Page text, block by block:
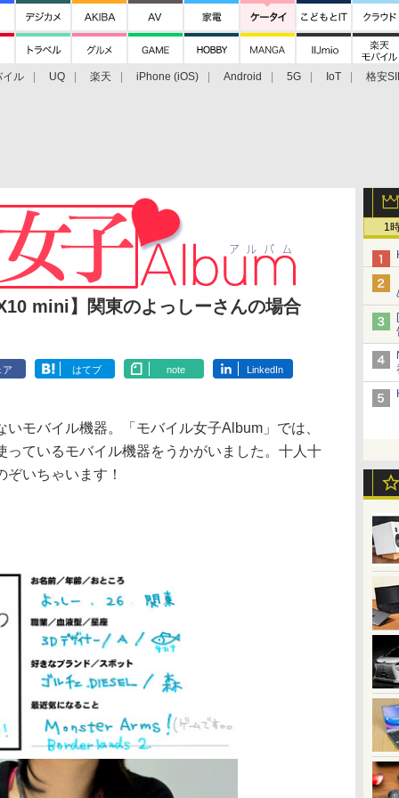
イル UQ 楽天 iPhone (iOS) Android 5G IoT
格安
1
mini】関東のよっしーさんの場合
ア はてブ note LinkedIn
モバイル機器。「モバイル女子Album」では、
っているモバイル機器をうかがいました。十人十
いちゃいます！